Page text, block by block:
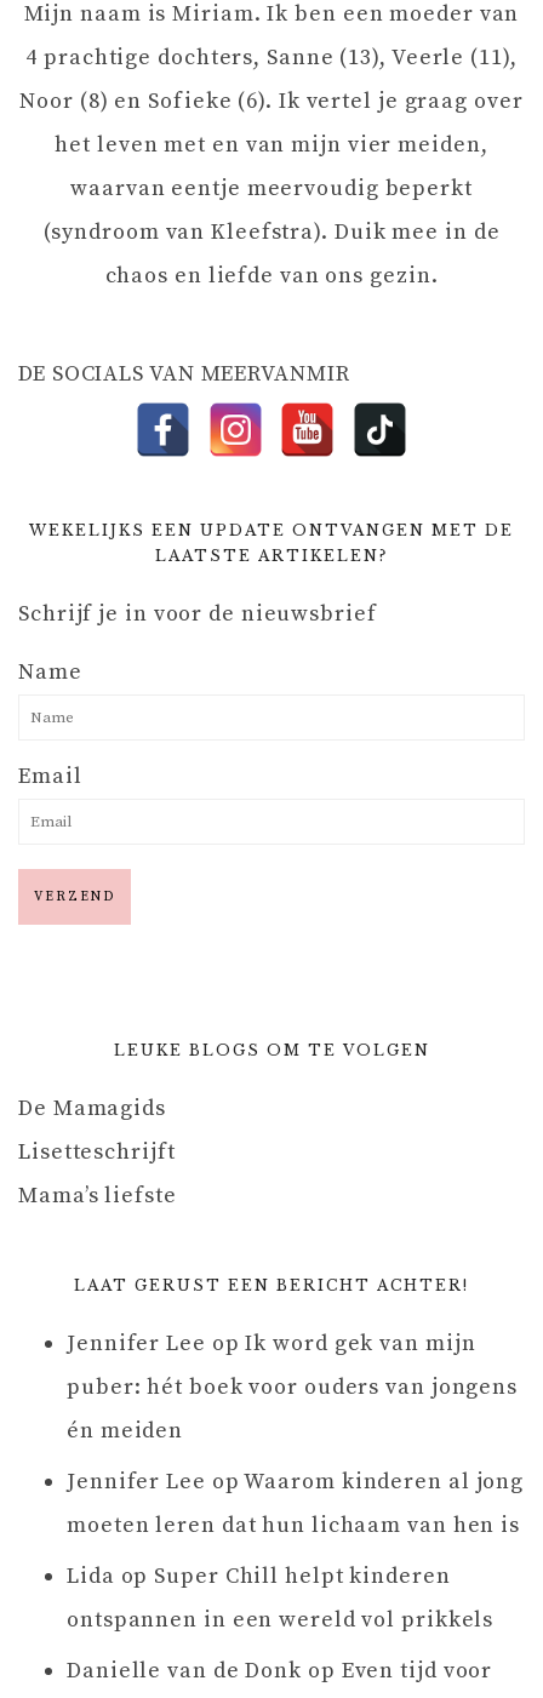
I
G
T
E
Mijn naam is Miriam. Ik ben een moeder van
4 prachtige dochters, Sanne (13), Veerle (11),
Noor (8) en Sofieke (6). Ik vertel je graag over
het leven met en van mijn vier meiden,
waarvan eentje meervoudig beperkt
(syndroom van Kleefstra). Duik mee in de
chaos en liefde van ons gezin.
DE SOCIALS VAN MEERVANMIR
WEKELIJKS EEN UPDATE ONTVANGEN MET DE
LAATSTE ARTIKELEN?
Schrijf je in voor de nieuwsbrief
Name
Email
LEUKE BLOGS OM TE VOLGEN
De Mamagids
Lisetteschrijft
Mama’s liefste
LAAT GERUST EEN BERICHT ACHTER!
Jennifer Lee opIk word gek van mijn
puber: hét boek voor ouders van jongens
én meiden
Jennifer Lee opWaarom kinderen al jong
moeten leren dat hun lichaam van hen is
Lida op Super Chill helpt kinderen
ontspannen in een wereld vol prikkels
Danielle van de Donk op Even tijd voor